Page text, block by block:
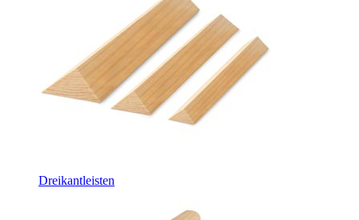
Dreikantleisten